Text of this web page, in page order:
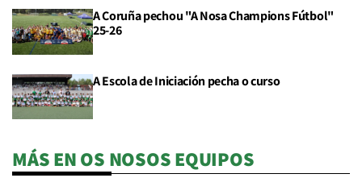
A Coruña pechou "A Nosa Champions Fútbol"
25-26
A Escola de Iniciación pecha o curso
MÁS EN OS NOSOS EQUIPOS